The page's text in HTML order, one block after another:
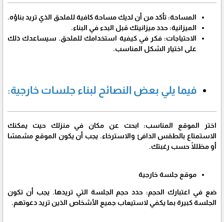
المساحة: تأكد من أن لديك مساحة كافية للملحق الذي تريد بناؤه.
الميزانية: حدد ميزانيتك قبل البدء في البناء.
الاحتياجات: فكر في كيفية استخدامك للملحق. سيساعدك ذلك
على اختيار الشكل المناسب.
فيما يلي بعض النصائح لبناء جلسات خارجية:
اختر الموقع المناسب: ابحث عن مكان في منزلك حيث يمكنك
الاستمتاع بالطقس الدافئ والاسترخاء. يجب أن يكون الموقع مشمسًا
أو مظللًا حسب رغبتك.
موقع جلسة خارجية
ضع في اعتبارك الحجم: حدد حجم الجلسة التي تريدها. يجب أن تكون
الجلسة كبيرة بما يكفي لاستيعاب جميع الأشخاص الذين تريد دعوتهم.